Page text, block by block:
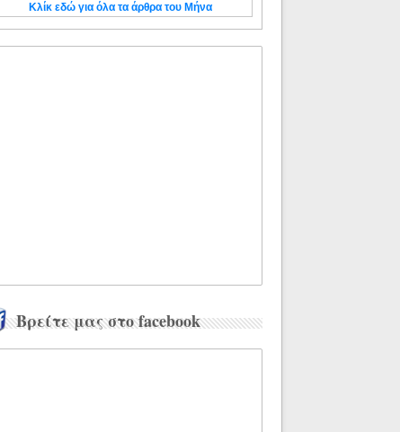
Κλίκ εδώ για όλα τα άρθρα του Μήνα
Βρείτε μας στο facebook